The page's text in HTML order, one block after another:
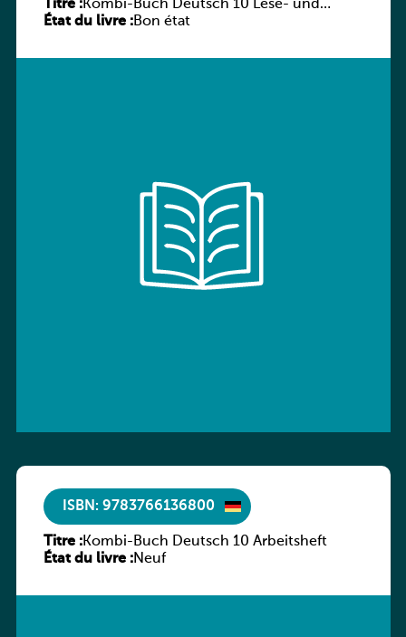
Titre :Kombi-Buch Deutsch 10 Lese- und
Sprachbuch
État du livre :Bon état
ISBN: 9783766136800
Titre :Kombi-Buch Deutsch 10 Arbeitsheft
État du livre :Neuf